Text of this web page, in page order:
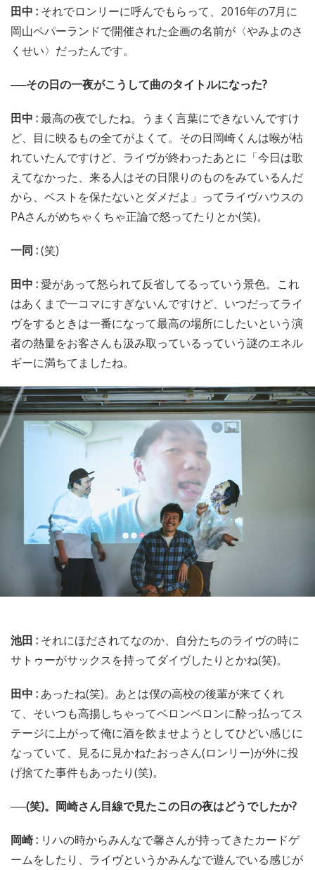
田中 : それでロンリーに呼んでもらって、2016年の7月に
岡山ペパーランドで開催された企画の名前が〈やみよのさ
くせい〉だったんです。
──その日の一夜がこうして曲のタイトルになった?
田中 :最高の夜でしたね。うまく言葉にできないんですけ
ど、目に映るもの全てがよくて。その日岡崎くんは喉が枯
れていたんですけど、ライヴが終わったあとに「今日は歌
えてなかった、来る人はその日限りのものをみているんだ
から、ベストを保たないとダメだよ」ってライヴハウスの
PAさんがめちゃくちゃ正論で怒ってたりとか(笑)。
一同 :(笑)
田中 :愛があって怒られて反省してるっていう景色。これ
はあくまで一コマにすぎないんですけど、いつだってライ
ヴをするときは一番になって最高の場所にしたいという演
者の熱量をお客さんも汲み取っているっていう謎のエネル
ギーに満ちてましたね。
池田 : それにほだされてなのか、自分たちのライヴの時に
サトゥーがサックスを持ってダイヴしたりとかね(笑)。
田中 : あったね(笑)。あとは僕の高校の後輩が来てくれ
て、そいつも高揚しちゃってベロンベロンに酔っ払ってス
テージに上がって俺に酒を飲ませようとしてひどい感じに
なっていて、見るに見かねたおっさん(ロンリー)が外に投
げ捨てた事件もあったり(笑)。
──(笑)。岡崎さん目線で見たこの日の夜はどうでしたか?
岡崎 : リハの時からみんなで馨さんが持ってきたカードゲ
ームをしたり、ライヴというかみんなで遊んでいる感じが